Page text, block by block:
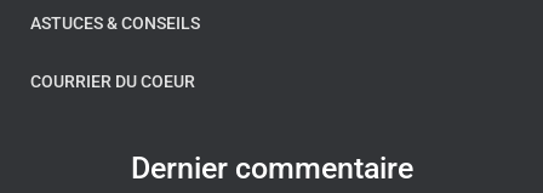
ASTUCES & CONSEILS
COURRIER DU COEUR
Dernier commentaire